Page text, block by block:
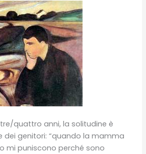
quattro anni, la solitudine è
dei genitori: “quando la mamma
mi puniscono perché sono